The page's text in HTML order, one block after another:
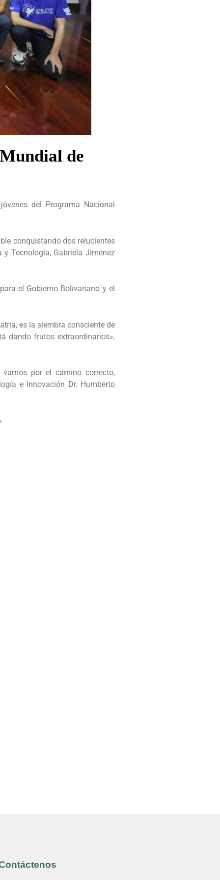
de
del Programa Nacional
conquistando dos relucientes
Tecnología, Gabriela Jiménez
el Gobierno Bolivariano y el
es la siembra consciente de
dando frutos extraordinarios»,
por el camino correcto,
e Innovación Dr. Humberto